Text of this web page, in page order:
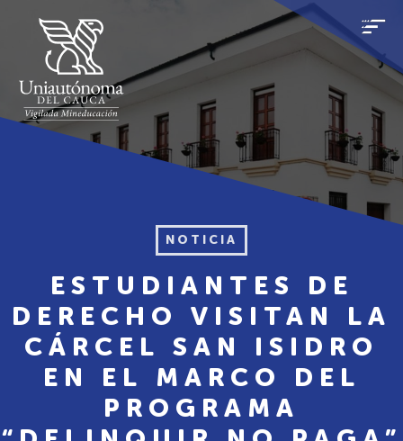
NOTICIA
ESTUDIANTES DE
DERECHO VISITAN LA
CÁRCEL SAN ISIDRO
EN EL MARCO DEL
PROGRAMA